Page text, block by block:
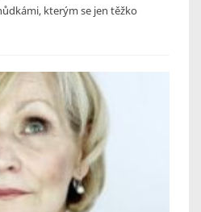
kterým se jen těžko